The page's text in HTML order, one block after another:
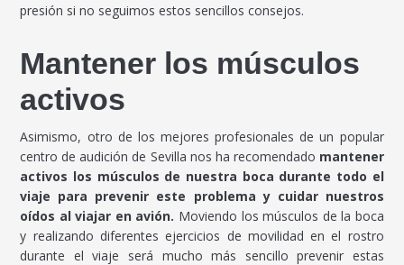
presión si no seguimos estos sencillos consejos.
Mantener los músculos
activos
Asimismo, otro de los mejores profesionales de un popular
centro de audición de Sevilla nos ha recomendado mantener
activos los músculos de nuestra boca durante todo el
viaje para prevenir este problema y cuidar nuestros
oídos al viajar en avión. Moviendo los músculos de la boca
y realizando diferentes ejercicios de movilidad en el rostro
durante el viaje será mucho más sencillo prevenir estas